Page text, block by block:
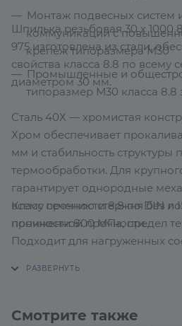
Монтаж подвесных систем
коммуникаций с
крепёж типоразмера М30
Промышленные и
типоразмер М30 класса
Шпилька резьбовая 30 х 1000
975 изготовлена из стали,
свойства класса 8.8 по всему
диаметром 30 мм.
Сталь 40Х — хромистая
Хром обеспечивает
мм и стабильность структуры
термообработки. Для
гарантирует однородные
всему сечению стержня без
пониженной прочности.
Класс прочности 8.8 по DIN и
прочности 800 МПа, предел
Подходит для нагруженных
Смотрите также